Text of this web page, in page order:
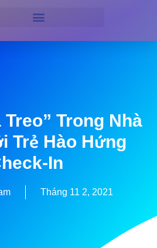
Trong Nhà
Trẻ Hào Hứng
In
Tháng 11 2, 2021